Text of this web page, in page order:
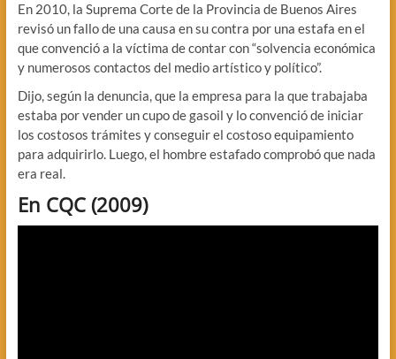
En 2010, la Suprema Corte de la Provincia de Buenos Aires
revisó un fallo de una causa en su contra por una estafa en el
que convenció a la víctima de contar con “solvencia económica
y numerosos contactos del medio artístico y político”.
Dijo, según la denuncia, que la empresa para la que trabajaba
estaba por vender un cupo de gasoil y lo convenció de iniciar
los costosos trámites y conseguir el costoso equipamiento
para adquirirlo. Luego, el hombre estafado comprobó que nada
era real.
En CQC (2009)